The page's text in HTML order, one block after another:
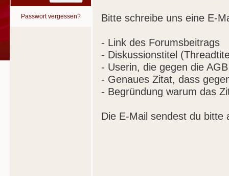
Passwort vergessen? Bitte schreibe uns eine E-
- Link des Forumsbeitrags
- Diskussionstitel
- Userin, die gegen die
- Genaues Zitat, dass
- Begründung warum das
Die E-Mail sendest du bitte